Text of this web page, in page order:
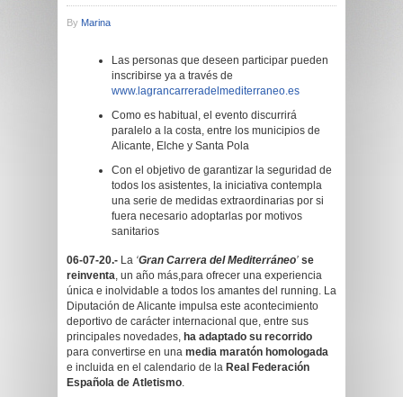
By Marina
Las personas que deseen participar pueden
inscribirse ya a través de
www.lagrancarreradelmediterraneo.es
Como es habitual, el evento discurrirá
paralelo a la costa, entre los municipios de
Alicante, Elche y Santa Pola
Con el objetivo de garantizar la seguridad de
todos los asistentes, la iniciativa contempla
una serie de medidas extraordinarias por si
fuera necesario adoptarlas por motivos
sanitarios
06-07-20.- La ‘Gran Carrera del Mediterráneo’ se
reinventa, un año más,para ofrecer una experiencia
única e inolvidable a todos los amantes del running. La
Diputación de Alicante impulsa este acontecimiento
deportivo de carácter internacional que, entre sus
principales novedades, ha adaptado su recorrido
para convertirse en una media maratón homologada
e incluida en el calendario de la Real Federación
Española de Atletismo.